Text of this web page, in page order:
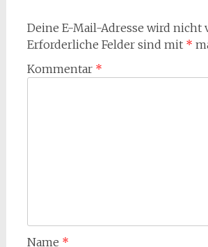
Deine E-Mail-Adresse wird nicht
Erforderliche Felder sind mit *
Kommentar *
Name *